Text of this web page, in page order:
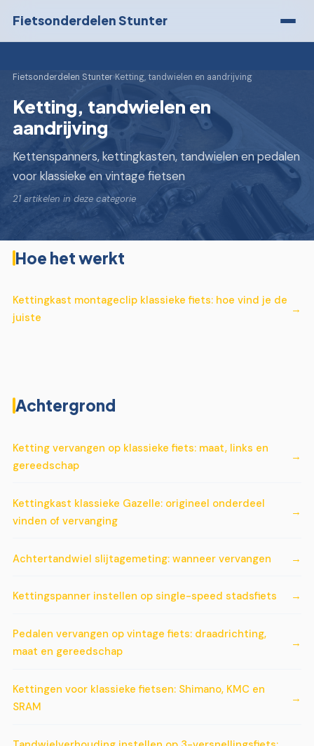
Fietsonderdelen Stunter
Fietsonderdelen Stunter›Ketting, tandwielen en aandrijving
Ketting, tandwielen en
aandrijving
Kettenspanners, kettingkasten, tandwielen en pedalen
voor klassieke en vintage fietsen
21 artikelen in deze categorie
Hoe het werkt
Kettingkast montageclip klassieke fiets: hoe vind je de
juiste
Achtergrond
Ketting vervangen op klassieke fiets: maat, links en
gereedschap
Kettingkast klassieke Gazelle: origineel onderdeel
vinden of vervanging
Achtertandwiel slijtagemeting: wanneer vervangen
Kettingspanner instellen op single-speed stadsfiets
Pedalen vervangen op vintage fiets: draadrichting,
maat en gereedschap
Kettingen voor klassieke fietsen: Shimano, KMC en
SRAM